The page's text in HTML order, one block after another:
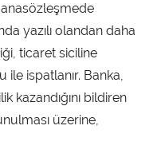
yazılı olandan daha
ticaret siciline
ispatlanır. Banka,
kazandığını bildiren
üzerine,